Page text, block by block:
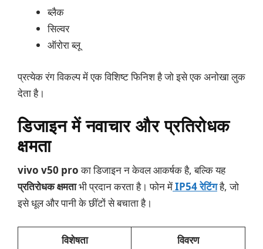
ब्लैक
सिल्वर
ऑरोरा ब्लू
प्रत्येक रंग विकल्प में एक विशिष्ट फिनिश है जो इसे एक अनोखा लुक
देता है।
डिजाइन में नवाचार और प्रतिरोधक
क्षमता
vivo v50 proका डिजाइन न केवल आकर्षक है, बल्कि यह
प्रतिरोधक क्षमताभी प्रदान करता है। फोन मेंIP54 रेटिंगहै, जो
इसे धूल और पानी के छींटों से बचाता है।
विशेषता
विवरण